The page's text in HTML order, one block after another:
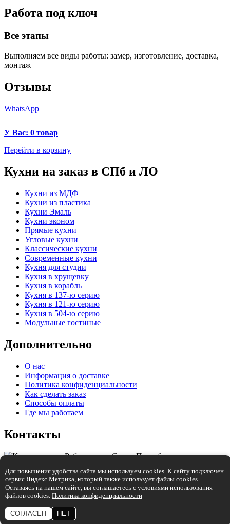
Работа под ключ
Все этапы
Выполняем все виды работы: замер, изготовление, доставка,
монтаж
Отзывы
WhatsApp
У Вас: 0 товар
Перейти в корзину
Кухни на заказ в СПб и ЛО
Кухни из МДФ
Кухни из пластика
Кухни Эмаль
Кухни эконом
Прямые кухни
Угловые кухни
Классические кухни
Современные кухни
Кухня для студии
Кухня в хрущевку
Кухня в корабль
Кухня в 137-ю серию
Кухня в 121-ю серию
Кухня в 504-ю серию
Модульные гостиные
Дополнительно
О нас
Информация о доставке
Политика конфиденциальности
Как сделать заказ
Способы оплаты
Где мы работаем
Контакты
Работаем: по Санкт-Петербургу и
+7 (921) 905-68-59
info@mebelmaniya.com
Разработка: Студия "Колибри"
Для повышения удобства сайта мы используем cookies. К сайту подключен
сервис Яндекс.Метрика, который также использует файлы cookies.
Оставаясь на нашем сайте, вы соглашаетесь с условиями использования
файлов cookies. Политика конфиденциальности
СОГЛАСЕН НЕТ